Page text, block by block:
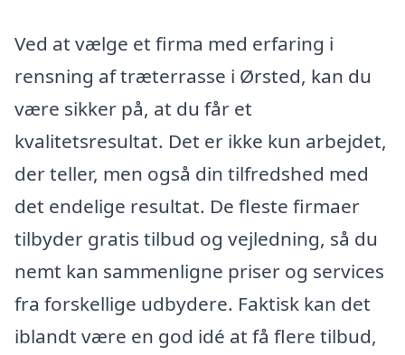
Ved at vælge et firma med erfaring i
rensning af træterrasse i Ørsted, kan du
være sikker på, at du får et
kvalitetsresultat. Det er ikke kun arbejdet,
der teller, men også din tilfredshed med
det endelige resultat. De fleste firmaer
tilbyder gratis tilbud og vejledning, så du
nemt kan sammenligne priser og services
fra forskellige udbydere. Faktisk kan det
iblandt være en god idé at få flere tilbud,